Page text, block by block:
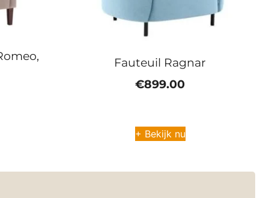
Fauteuil Ragnar
€899.00
+ Bekijk nu